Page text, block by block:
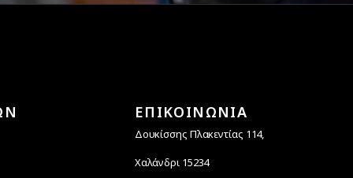
ΕΠΙΚΟΙΝΩΝΙΑ
Δουκίσσης Πλακεντίας 114,
Χαλάνδρι 15234